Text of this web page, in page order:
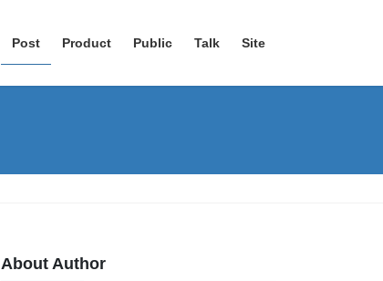
Post Product Public Talk Site
About Author